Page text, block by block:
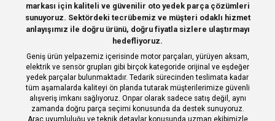
Ürün açıklamasında eksik bilgiler bulunuyor.
Ürün bilgilerinde hatalar bulunuyor.
Ürün fiyatı diğer sitelerden daha pahalı.
Bu ürüne benzer farklı alternatifler olmalı.
Deneyimini Paylaş
markası için kaliteli ve güvenilir oto yedek parça çözümleri
sunuyoruz. Sektördeki tecrübemiz ve müşteri odaklı hizmet
anlayışımız ile doğru ürünü, doğru fiyatla sizlere ulaştırmayı
hedefliyoruz.
Geniş ürün yelpazemiz içerisinde motor parçaları, yürüyen aksam,
elektrik ve sensör grupları gibi birçok kategoride orijinal ve eşdeğer
yedek parçalar bulunmaktadır. Tedarik sürecinden teslimata kadar
tüm aşamalarda kaliteyi ön planda tutarak müşterilerimize güvenli
alışveriş imkanı sağlıyoruz. Onpar olarak sadece satış değil, aynı
zamanda doğru parça seçimi konusunda da destek sunuyoruz.
Araç uyumluluğu ve teknik detaylar konusunda uzman ekibimizle